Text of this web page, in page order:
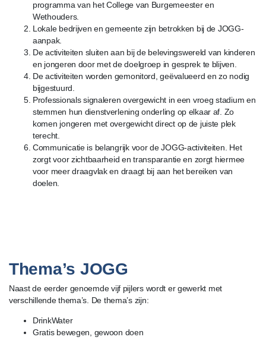
programma van het College van Burgemeester en
Wethouders.
Lokale bedrijven en gemeente zijn betrokken bij de JOGG-
aanpak.
De activiteiten sluiten aan bij de belevingswereld van kinderen
en jongeren door met de doelgroep in gesprek te blijven.
De activiteiten worden gemonitord, geëvalueerd en zo nodig
bijgestuurd.
Professionals signaleren overgewicht in een vroeg stadium en
stemmen hun dienstverlening onderling op elkaar af. Zo
komen jongeren met overgewicht direct op de juiste plek
terecht.
Communicatie is belangrijk voor de JOGG-activiteiten. Het
zorgt voor zichtbaarheid en transparantie en zorgt hiermee
voor meer draagvlak en draagt bij aan het bereiken van
doelen.
Thema’s JOGG
Naast de eerder genoemde vijf pijlers wordt er gewerkt met
verschillende thema’s. De thema’s zijn:
DrinkWater
Gratis bewegen, gewoon doen